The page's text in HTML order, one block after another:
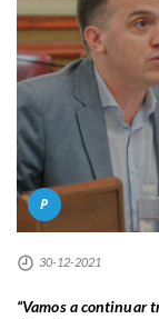
P
30-12-2021
“Vamos a continuar